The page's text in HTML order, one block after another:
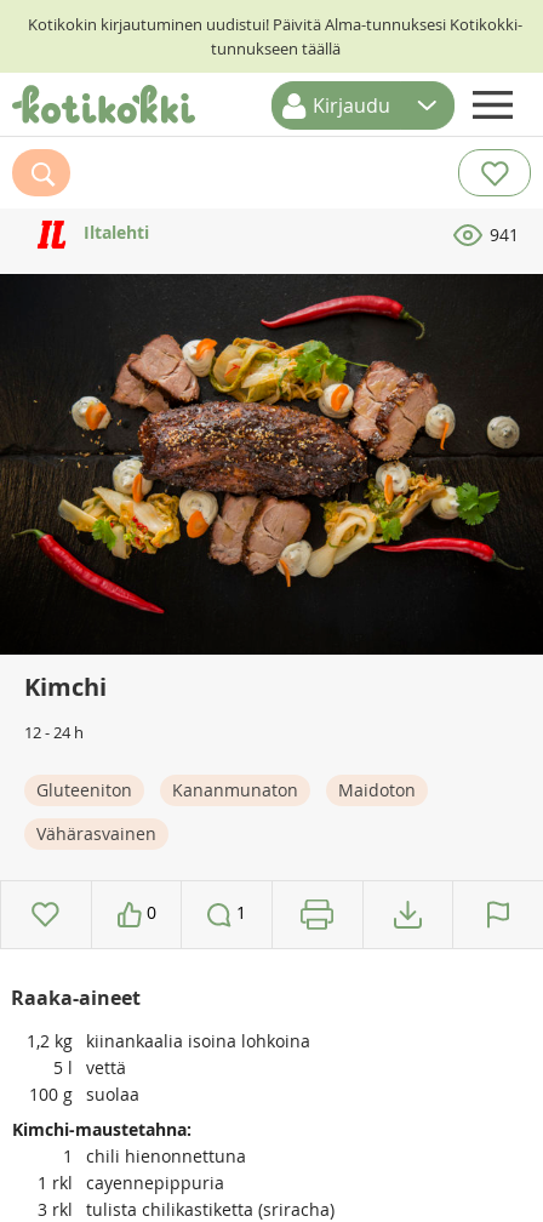
Kotikokin kirjautuminen uudistui! Päivitä Alma-tunnuksesi Kotikokki-
tunnukseen täällä
ETUSIVU
RESEPTIHAKU
RUOKATEEMAT
Kirjaudu
Iltalehti 941
Kimchi
12 - 24 h
Gluteeniton Kananmunaton
Maidoton
Vähärasvainen
0 1
Raaka-aineet
1,2 kg
kiinankaalia isoina lohkoina
5 l
vettä
100 g suolaa
Kimchi-maustetahna:
1
chili hienonnettuna
1 rkl
cayennepippuria
3 rkl
tulista chilikastiketta (sriracha)